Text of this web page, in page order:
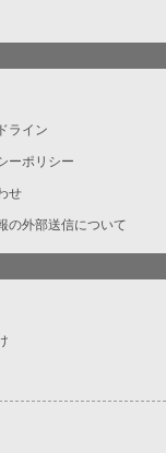
ライン
ーポリシー
せ
の外部送信について